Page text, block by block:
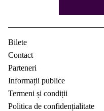
Bilete
Contact
Parteneri
Informații publice
Termeni și condiții
Politica de confidențialitate